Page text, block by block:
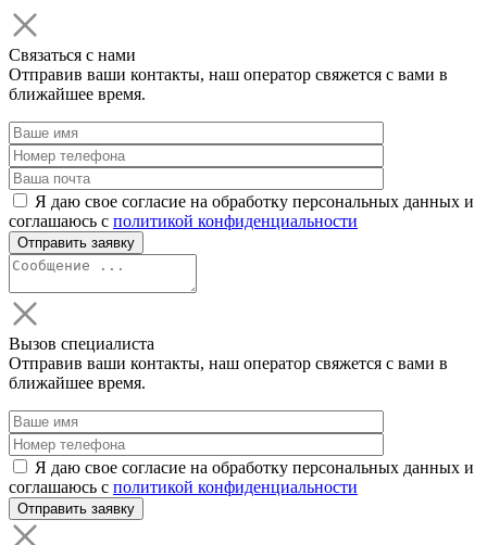
Связаться с нами
Отправив ваши контакты, наш оператор свяжется с вами в
ближайшее время.
Я даю свое согласие на обработку персональных данных и
соглашаюсь с политикой конфиденциальности
Вызов специалиста
Отправив ваши контакты, наш оператор свяжется с вами в
ближайшее время.
Я даю свое согласие на обработку персональных данных и
соглашаюсь с политикой конфиденциальности